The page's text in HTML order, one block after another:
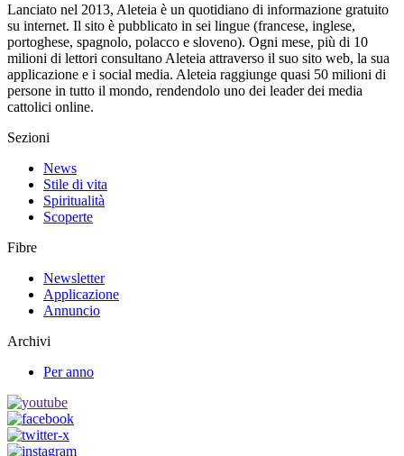
Lanciato nel 2013, Aleteia è un quotidiano di informazione gratuito
su internet. Il sito è pubblicato in sei lingue (francese, inglese,
portoghese, spagnolo, polacco e sloveno). Ogni mese, più di 10
milioni di lettori consultano Aleteia attraverso il suo sito web, la sua
applicazione e i social media. Aleteia raggiunge quasi 50 milioni di
persone in tutto il mondo, rendendolo uno dei leader dei media
cattolici online.
Sezioni
News
Stile di vita
Spiritualità
Scoperte
Fibre
Newsletter
Applicazione
Annuncio
Archivi
Per anno